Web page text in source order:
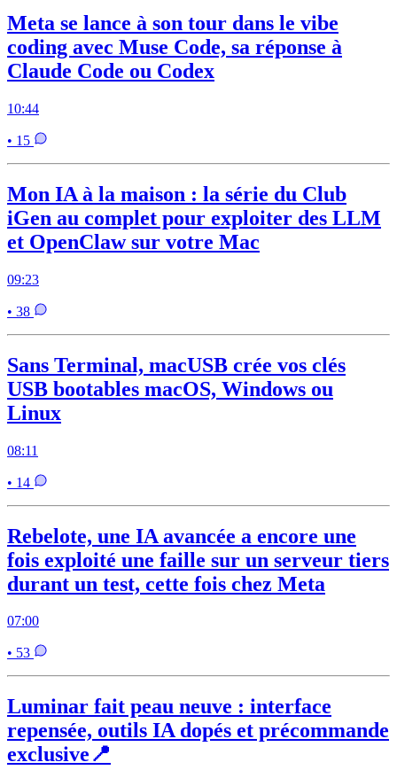
Meta se lance à son tour dans le vibe
coding avec Muse Code, sa réponse à
Claude Code ou Codex
10:44
• 15
Mon IA à la maison : la série du Club
iGen au complet pour exploiter des LLM
et OpenClaw sur votre Mac
09:23
• 38
Sans Terminal, macUSB crée vos clés
USB bootables macOS, Windows ou
Linux
08:11
• 14
Rebelote, une IA avancée a encore une
fois exploité une faille sur un serveur tiers
durant un test, cette fois chez Meta
07:00
• 53
Luminar fait peau neuve : interface
repensée, outils IA dopés et précommande
exclusive📍